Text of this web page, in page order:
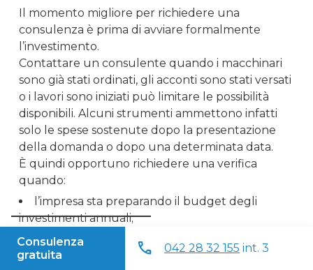
call 042 28 32 155 int. 3
Consulenza
gratuita
Il momento migliore per richiedere una
consulenza è prima di avviare formalmente
l’investimento.
Contattare un consulente quando i macchinari
sono già stati ordinati, gli acconti sono stati versati
o i lavori sono iniziati può limitare le possibilità
disponibili. Alcuni strumenti ammettono infatti
solo le spese sostenute dopo la presentazione
della domanda o dopo una determinata data.
È quindi opportuno richiedere una verifica
quando:
l’impresa sta preparando il budget degli
investimenti annuali;
sono in corso valutazioni su nuovi macchinari o
impianti;